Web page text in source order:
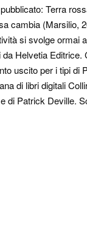
Terra
cambia (Marsilio,
si svolge
Helvetia
uscito per i tipi
di libri digitali
di Patrick